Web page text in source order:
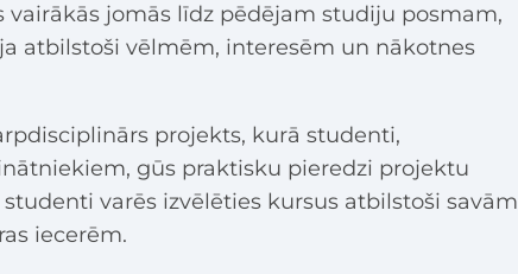
jomās līdz pēdējam studiju posmam,
atbilstoši vēlmēm, interesēm un nākotnes
projekts, kurā studenti,
gūs praktisku pieredzi projektu
varēs izvēlēties kursus atbilstoši savām
iecerēm.